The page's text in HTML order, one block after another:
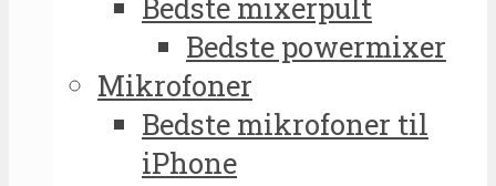
Bedste powermixer
Mikrofoner
Bedste mikrofoner til
iPhone